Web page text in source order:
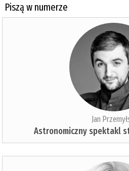
Piszą w numerze
Jan
Astronomiczny spektakl